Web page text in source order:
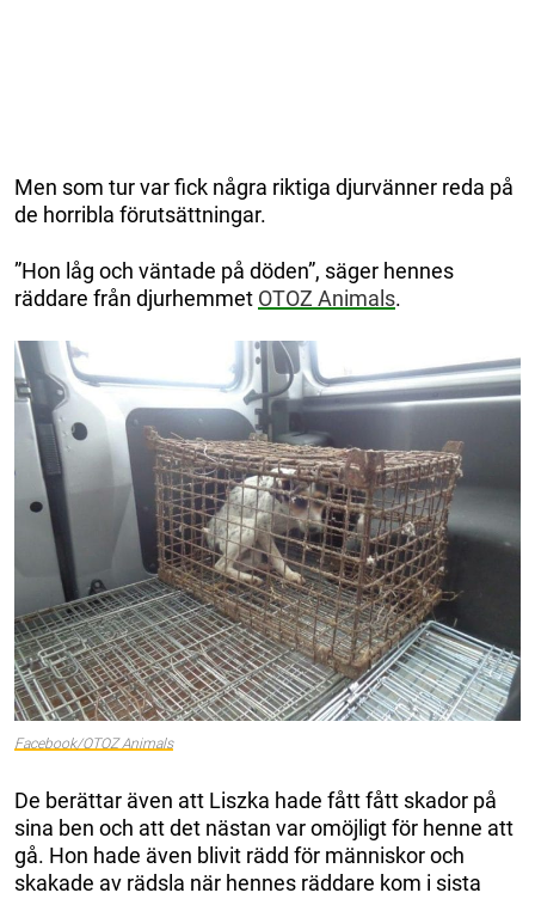
Men som tur var fick några riktiga djurvänner reda på
de horribla förutsättningar.
”Hon låg och väntade på döden”, säger hennes
räddare från djurhemmet OTOZ Animals.
Facebook/OTOZ Animals
De berättar även att Liszka hade fått fått skador på
sina ben och att det nästan var omöjligt för henne att
gå. Hon hade även blivit rädd för människor och
skakade av rädsla när hennes räddare kom i sista